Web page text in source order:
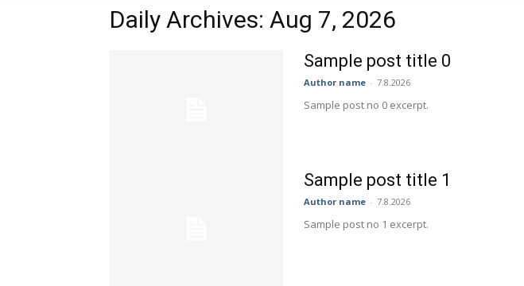
Daily Archives: Aug 7, 2026
Sample post title 0
Author name - 7.8.2026
Sample post no 0 excerpt.
Sample post title 1
Author name - 7.8.2026
Sample post no 1 excerpt.